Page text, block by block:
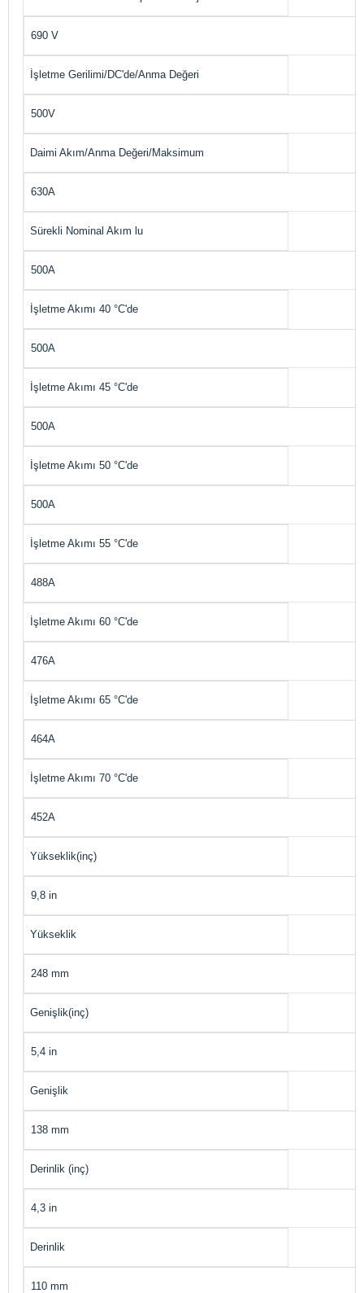
690 V
İşletme Gerilimi/DC'de/Anma Değeri
500V
Daimi Akım/Anma Değeri/Maksimum
630A
Sürekli Nominal Akım lu
500A
İşletme Akımı 40 °C'de
500A
İşletme Akımı 45 °C'de
500A
İşletme Akımı 50 °C'de
500A
İşletme Akımı 55 °C'de
488A
İşletme Akımı 60 °C'de
476A
İşletme Akımı 65 °C'de
464A
İşletme Akımı 70 °C'de
452A
Yükseklik(inç)
9,8 in
Yükseklik
248 mm
Genişlik(inç)
5,4 in
Genişlik
138 mm
Derinlik (inç)
4,3 in
Derinlik
110 mm